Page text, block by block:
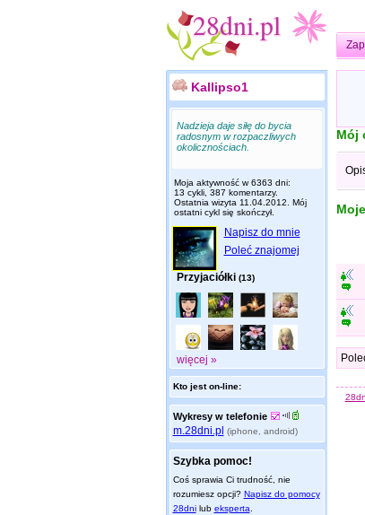
Kallipso1
Nadzieja daje siłę do bycia
radosnym w rozpaczliwych
okolicznościach.
Moja aktywność w 6363 dni:
13 cykli, 387 komentarzy.
Ostatnia wizyta 11.04.2012 . Mój
ostatni cykl się skończył.
Napisz do mnie
Poleć znajomej
Przyjaciółki (13)
więcej »
Kto jest on-line:
Wykresy w telefonie
m.28dni.pl (iphone, android)
Szybka pomoc!
Coś sprawia Ci trudność, nie
rozumiesz opcji? Napisz do pomocy
28dnilub eksperta
Mój